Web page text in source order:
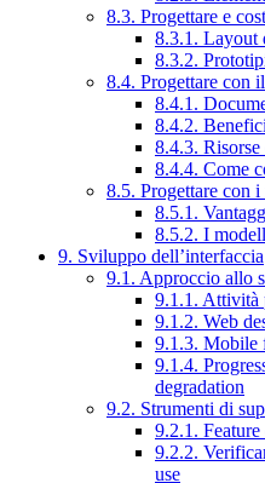
8.3. Progettare e
8.3.1. Layout
8.3.2.
8.4. Progettare con
8.4.1.
8.4.2.
8.4.3. Risorse
8.4.4. Come
8.5. Progettare con
8.5.1.
8.5.2. I
9. Sviluppo dell’interfaccia
9.1. Approccio allo
9.1.1. Attività
9.1.2. Web
9.1.3. Mobile
9.1.4.
degradation
9.2. Strumenti di
9.2.1. Feature
9.2.2.
use